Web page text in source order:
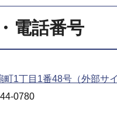
電話番号
町1丁目1番48号（外部サ
0780